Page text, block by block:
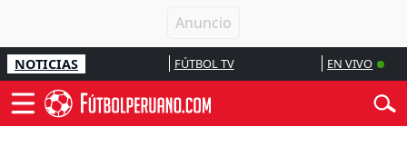
NOTICIAS FÚTBOL TV EN VIVO